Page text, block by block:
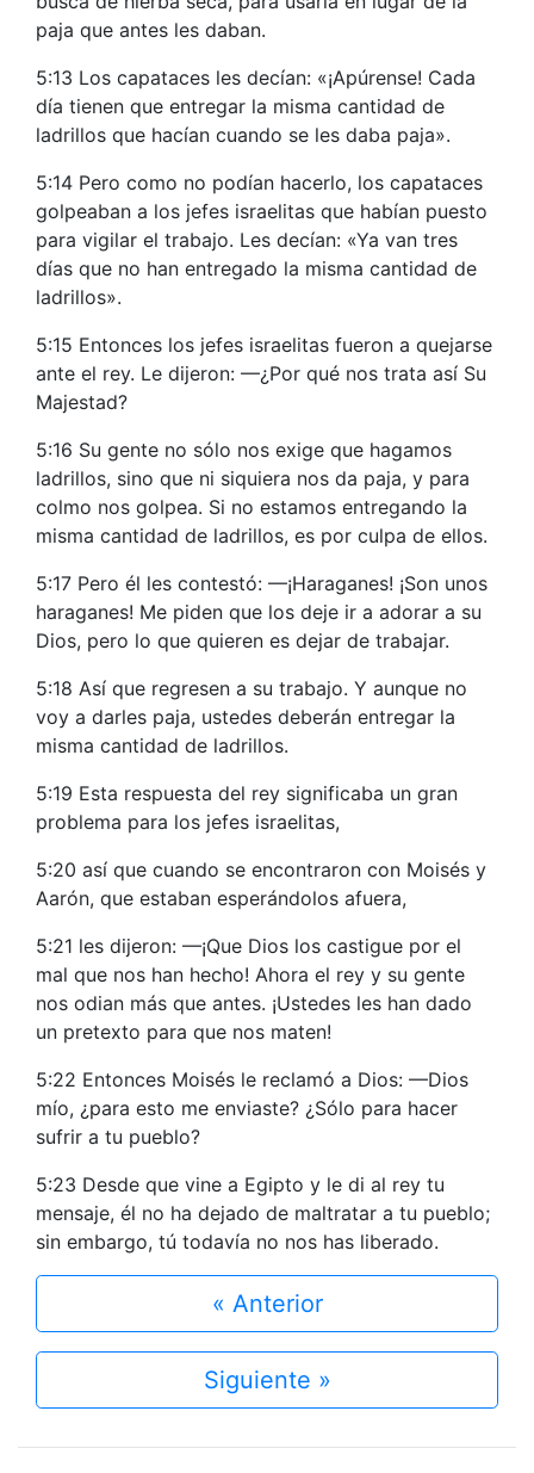
paja que antes les daban.
5:13 Los capataces les decían: «¡Apúrense! Cada
día tienen que entregar la misma cantidad de
ladrillos que hacían cuando se les daba paja».
5:14 Pero como no podían hacerlo, los capataces
golpeaban a los jefes israelitas que habían puesto
para vigilar el trabajo. Les decían: «Ya van tres
días que no han entregado la misma cantidad de
ladrillos».
5:15 Entonces los jefes israelitas fueron a quejarse
ante el rey. Le dijeron: —¿Por qué nos trata así Su
Majestad?
5:16 Su gente no sólo nos exige que hagamos
ladrillos, sino que ni siquiera nos da paja, y para
colmo nos golpea. Si no estamos entregando la
misma cantidad de ladrillos, es por culpa de ellos.
5:17 Pero él les contestó: —¡Haraganes! ¡Son unos
haraganes! Me piden que los deje ir a adorar a su
Dios, pero lo que quieren es dejar de trabajar.
5:18 Así que regresen a su trabajo. Y aunque no
voy a darles paja, ustedes deberán entregar la
misma cantidad de ladrillos.
5:19 Esta respuesta del rey significaba un gran
problema para los jefes israelitas,
5:20 así que cuando se encontraron con Moisés y
Aarón, que estaban esperándolos afuera,
5:21 les dijeron: —¡Que Dios los castigue por el
mal que nos han hecho! Ahora el rey y su gente
nos odian más que antes. ¡Ustedes les han dado
un pretexto para que nos maten!
5:22 Entonces Moisés le reclamó a Dios: —Dios
mío, ¿para esto me enviaste? ¿Sólo para hacer
sufrir a tu pueblo?
5:23 Desde que vine a Egipto y le di al rey tu
mensaje, él no ha dejado de maltratar a tu pueblo;
sin embargo, tú todavía no nos has liberado.
« Anterior
Siguiente »